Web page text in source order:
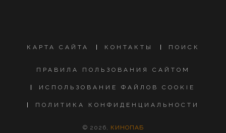
КАРТА САЙТА КОНТАКТЫ ПОИСК
ПРАВИЛА ПОЛЬЗОВАНИЯ САЙТОМ
ИСПОЛЬЗОВАНИЕ ФАЙЛОВ COOKIE
ПОЛИТИКА КОНФИДЕНЦИАЛЬНОСТИ
© 2026, КИНОПАБ